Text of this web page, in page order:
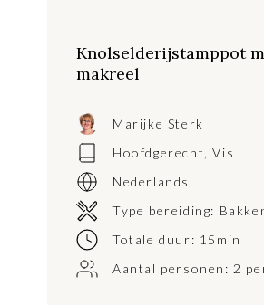
Knolselderijstamppot
makreel
Marijke Sterk
Hoofdgerecht,Vis
Nederlands
Type bereiding:
Totale duur: 15min
Aantal personen: 2